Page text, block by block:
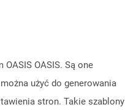
OASIS. Są one
użyć do generowania
stron. Takie szablony